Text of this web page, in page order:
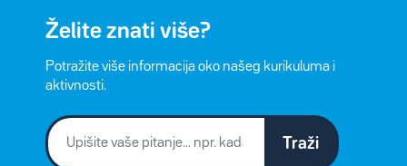
Želite znati više?
Potražite više informacija oko našeg kurikuluma i
aktivnosti.
Traži